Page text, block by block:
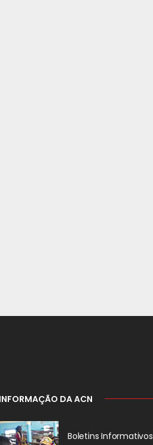
INFORMAÇÃO DA ACN
Boletins Informativos